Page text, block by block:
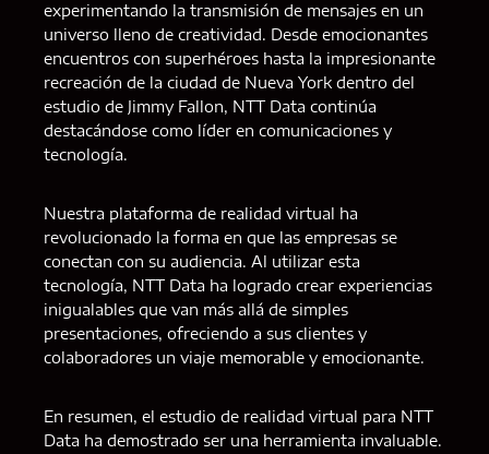
experimentando la transmisión de mensajes en un
universo lleno de creatividad. Desde emocionantes
encuentros con superhéroes hasta la impresionante
recreación de la ciudad de Nueva York dentro del
estudio de Jimmy Fallon, NTT Data continúa
destacándose como líder en comunicaciones y
tecnología.
Nuestra plataforma de realidad virtual ha
revolucionado la forma en que las empresas se
conectan con su audiencia. Al utilizar esta
tecnología, NTT Data ha logrado crear experiencias
inigualables que van más allá de simples
presentaciones, ofreciendo a sus clientes y
colaboradores un viaje memorable y emocionante.
En resumen, el estudio de realidad virtual para NTT
Data ha demostrado ser una herramienta invaluable.